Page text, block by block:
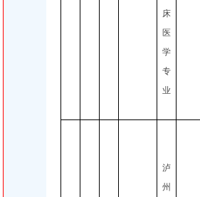
床
医
学
专
业
泸
州